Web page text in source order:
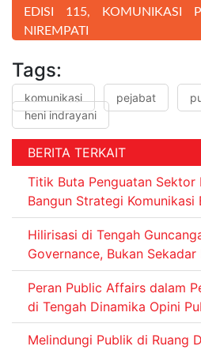
EDISI 115, KOMUNIKASI
NIREMPATI
Tags:
komunikasi pejabat
heni indrayani
BERITA TERKAIT
Titik Buta Penguatan Sektor
Bangun Strategi Komunikasi
Hilirisasi di Tengah
Governance, Bukan Sekadar
Peran Public Affairs dalam
di Tengah Dinamika Opini
Melindungi Publik di Ruang